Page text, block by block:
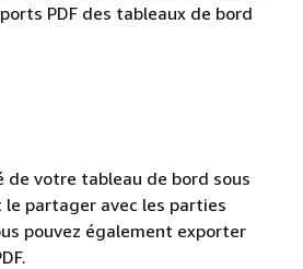
PDF des tableaux de bord
votre tableau de bord sous
partager avec les parties
pouvez également exporter